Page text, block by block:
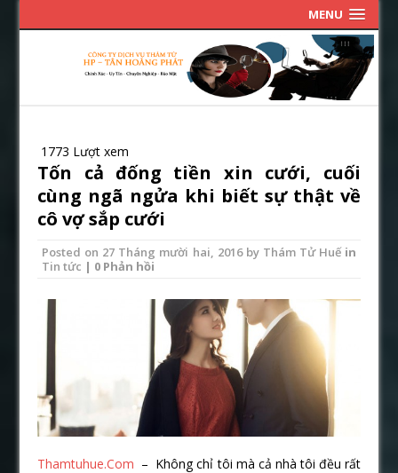
MENU
1773 Lượt xem
Tốn cả đống tiền xin cưới, cuối
cùng ngã ngửa khi biết sự thật về
cô vợ sắp cưới
Posted on 27 Tháng mười hai, 2016by Thám Tử Huếin
Tin tức | 0 Phản hồi
Thamtuhue.Com – Không chỉ tôi mà cả nhà tôi đều rất